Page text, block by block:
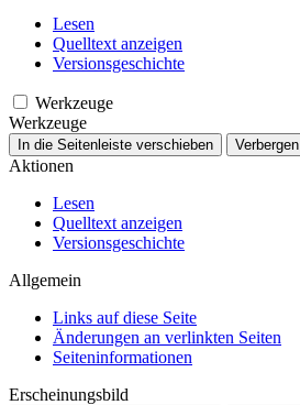
Lesen
Quelltext anzeigen
Versionsgeschichte
Werkzeuge
Werkzeuge
In die Seitenleiste verschieben Verbergen
Aktionen
Lesen
Quelltext anzeigen
Versionsgeschichte
Allgemein
Links auf diese Seite
Änderungen an verlinkten Seiten
Seiten­­informationen
Erscheinungsbild